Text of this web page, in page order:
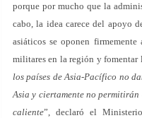
porque por mucho que la
cabo, la idea carece del apoyo
asiáticos se oponen firmemente
militares en la región y
los países de Asia-Pacífico no
Asia y ciertamente no
caliente”, declaró el